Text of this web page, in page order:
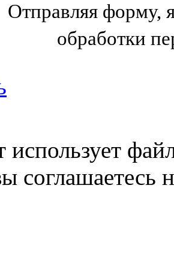
Отправляя форму,
обработки
использует
соглашаетесь